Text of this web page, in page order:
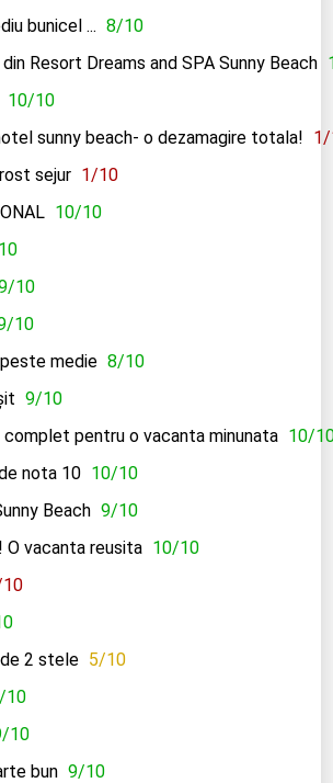
bunicel ... 8/10
Resort Dreams and SPA Sunny Beach
10/10
sunny beach- o dezamagire totala!
sejur 1/10
10/10
10
10
medie 8/10
9/10
complet pentru o vacanta minunata 10/
nota 10 10/10
Beach 9/10
O vacanta reusita 10/10
2 stele 5/10
10
10
bun 9/10